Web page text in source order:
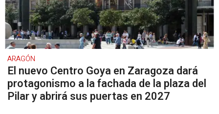
ARAGÓN
El nuevo Centro Goya en Zaragoza dará
protagonismo a la fachada de la plaza del
Pilar y abrirá sus puertas en 2027